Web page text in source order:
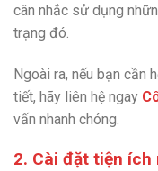
cân nhắc sử dụng
trạng đó.
Ngoài ra, nếu bạn cần
tiết, hãy liên hệ ngay
vấn nhanh chóng.
2. Cài đặt tiện ích